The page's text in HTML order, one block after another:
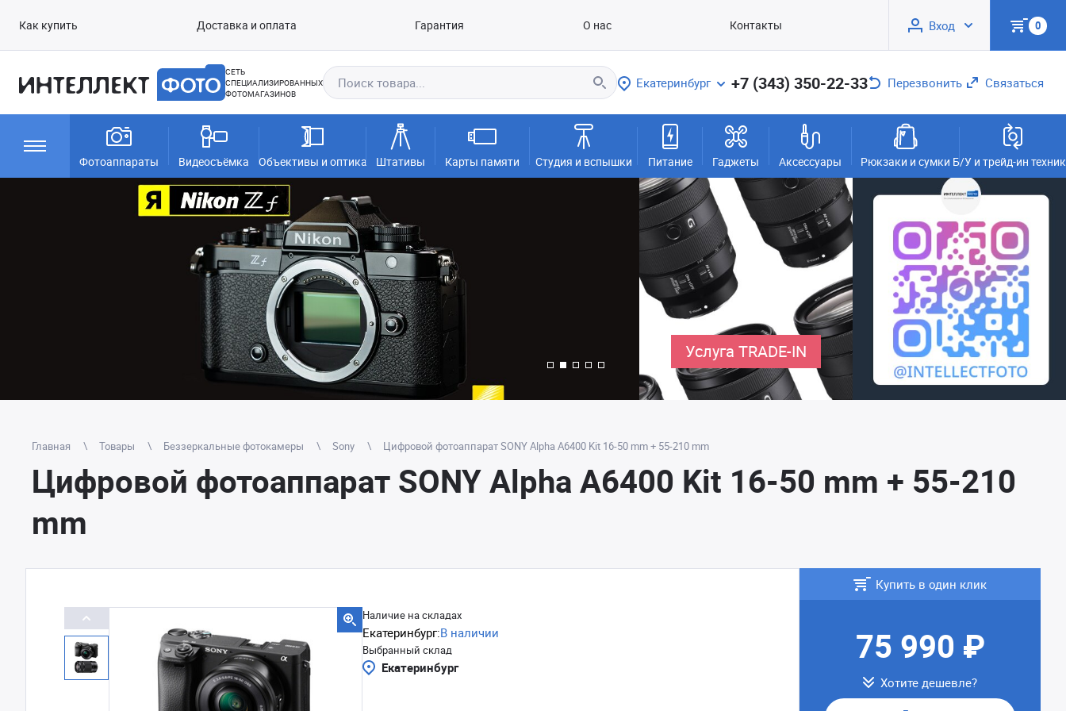
Как купить Доставка и оплата Гарантия О нас Контакты Вход 0
СЕТЬ
СПЕЦИАЛИЗИРОВАННЫХ
ФОТОМАГАЗИНОВ
Екатеринбург +7 (343) 350-22-33 Перезвонить Связаться
Фотоаппараты Видеосъёмка Объективы и оптика Штативы Карты памяти Студия и вспышки Питание Гаджеты Аксессуары Рюкзаки и сумки Б/У и трейд-ин
Услуга TRADE-IN
Главная Товары Беззеркальные фотокамеры Sony Цифровой фотоаппарат SONY Alpha A6400 Kit 16-50 mm + 55-210 mm
Цифровой фотоаппарат SONY Alpha A6400 Kit 16-50 mm + 55-210
mm
Наличие на складах
Екатеринбург:В наличии
Выбранный склад
Екатеринбург
Купить в один клик
75 990 ₽
Хотите дешевле?